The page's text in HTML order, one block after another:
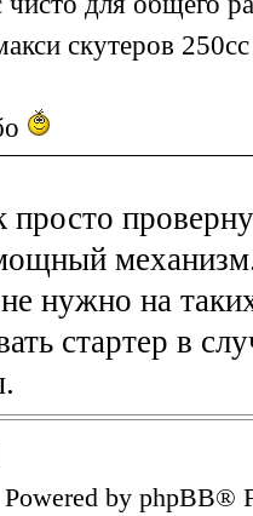
скутеров
просто
нужно на
стартер в
Powered by phpBB®